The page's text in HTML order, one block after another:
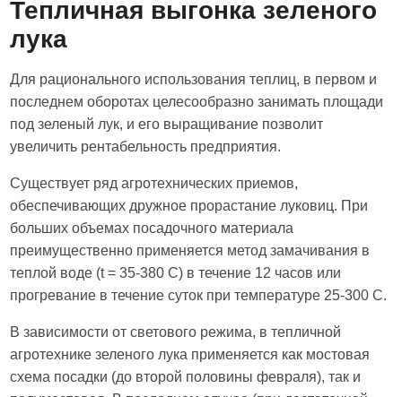
Тепличная выгонка зеленого
лука
Для рационального использования теплиц, в первом и
последнем оборотах целесообразно занимать площади
под зеленый лук, и его выращивание позволит
увеличить рентабельность предприятия.
Существует ряд агротехнических приемов,
обеспечивающих дружное прорастание луковиц. При
больших объемах посадочного материала
преимущественно применяется метод замачивания в
теплой воде (t = 35-380 С) в течение 12 часов или
прогревание в течение суток при температуре 25-300 С.
В зависимости от светового режима, в тепличной
агротехнике зеленого лука применяется как мостовая
схема посадки (до второй половины февраля), так и